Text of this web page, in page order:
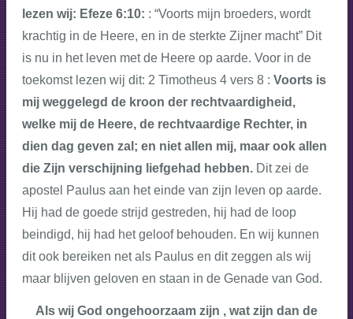
lezen wij: Efeze 6:10: : “Voorts mijn broeders, wordt
krachtig in de Heere, en in de sterkte Zijner macht” Dit
is nu in het leven met de Heere op aarde. Voor in de
toekomst lezen wij dit: 2 Timotheus 4 vers 8 : Voorts is
mij weggelegd de kroon der rechtvaardigheid,
welke mij de Heere, de rechtvaardige Rechter, in
dien dag geven zal; en niet allen mij, maar ook allen
die Zijn verschijning liefgehad hebben.Dit zei de
apostel Paulus aan het einde van zijn leven op aarde.
Hij had de goede strijd gestreden, hij had de loop
beindigd, hij had het geloof behouden. En wij kunnen
dit ook bereiken net als Paulus en dit zeggen als wij
maar blijven geloven en staan in de Genade van God.
Als wij God ongehoorzaam zijn , wat zijn dan de